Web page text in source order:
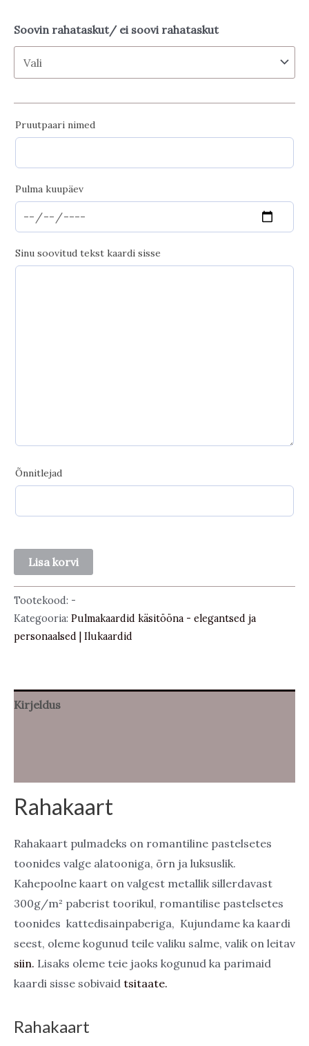
Soovin rahataskut/ ei soovi rahataskut
Pruutpaari nimed
Pulma kuupäev
Sinu soovitud tekst kaardi sisse
Õnnitlejad
Rahakaart
kogus
Lisa korvi
Tootekood: -
Kategooria: Pulmakaardid käsitööna - elegantsed ja
personaalsed | Ilukaardid
Kirjeldus
Rahakaart
Rahakaart pulmadeks on romantiline pastelsetes
toonides valge alatooniga, õrn ja luksuslik.
Kahepoolne kaart on valgest metallik sillerdavast
300g/m² paberist toorikul, romantilise pastelsetes
toonides kattedisainpaberiga, Kujundame ka kaardi
seest, oleme kogunud teile valiku salme, valik on leitav
siin. Lisaks oleme teie jaoks kogunud ka parimaid
kaardi sisse sobivaid tsitaate.
Rahakaart